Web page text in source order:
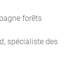
forêts
spécialiste des